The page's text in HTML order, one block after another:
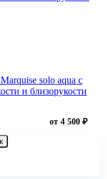
solo aqua с
и близорукости
от 4 500 ₽